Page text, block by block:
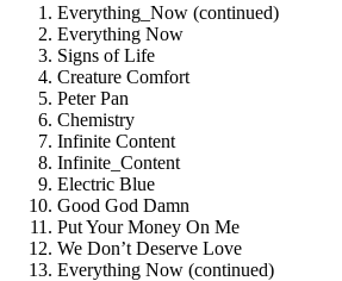
Everything_Now (continued)
Everything Now
Signs of Life
Creature Comfort
Peter Pan
Chemistry
Infinite Content
Infinite_Content
Electric Blue
Good God Damn
Put Your Money On Me
We Don’t Deserve Love
Everything Now (continued)